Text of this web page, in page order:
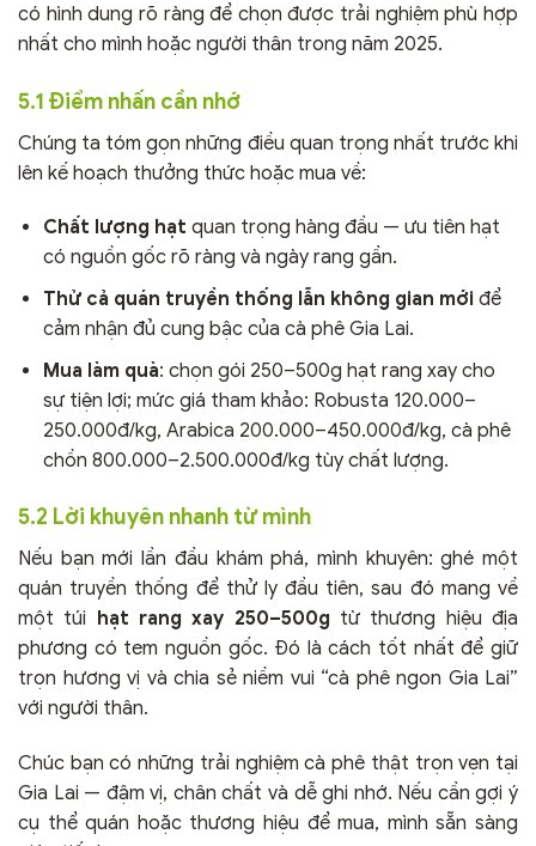
có hình dung rõ ràng để chọn được trải nghiệm phù hợp
nhất cho mình hoặc người thân trong năm 2025.
5.1 Điểm nhấn cần nhớ
Chúng ta tóm gọn những điều quan trọng nhất trước khi
lên kế hoạch thưởng thức hoặc mua về:
Chất lượng hạt quan trọng hàng đầu — ưu tiên hạt
có nguồn gốc rõ ràng và ngày rang gần.
Thử cả quán truyền thống lẫn không gian mới để
cảm nhận đủ cung bậc của cà phê Gia Lai.
Mua làm quà: chọn gói 250–500g hạt rang xay cho
sự tiện lợi; mức giá tham khảo: Robusta 120.000–
250.000đ/kg, Arabica 200.000–450.000đ/kg, cà phê
chồn 800.000–2.500.000đ/kg tùy chất lượng.
5.2 Lời khuyên nhanh từ mình
Nếu bạn mới lần đầu khám phá, mình khuyên: ghé một
quán truyền thống để thử ly đầu tiên, sau đó mang về
một túi hạt rang xay 250–500g từ thương hiệu địa
phương có tem nguồn gốc. Đó là cách tốt nhất để giữ
trọn hương vị và chia sẻ niềm vui “cà phê ngon Gia Lai”
với người thân.
Chúc bạn có những trải nghiệm cà phê thật trọn vẹn tại
Gia Lai — đậm vị, chân chất và dễ ghi nhớ. Nếu cần gợi ý
cụ thể quán hoặc thương hiệu để mua, mình sẵn sàng